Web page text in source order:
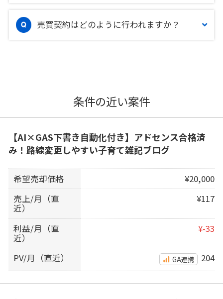
売買契約はどのように行われますか？
条件の近い案件
【AI×GAS下書き自動化付き】アドセンス合格済
み！路線変更しやすい子育て雑記ブログ
希望売却価格
¥20,000
売上/月（直
近）
¥117
利益/月（直
近）
¥-33
PV/月（直近） GA連携 204